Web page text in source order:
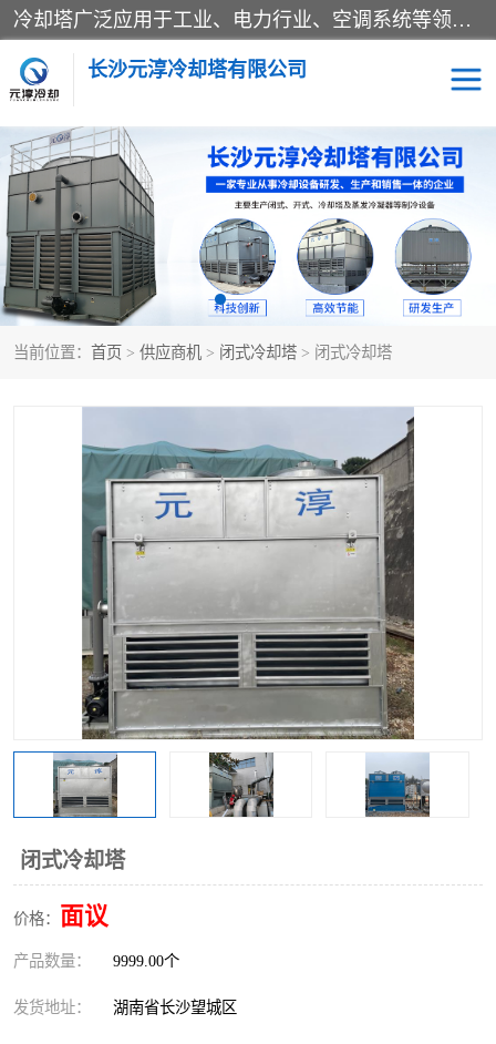
冷却塔广泛应用于工业、电力行业、空调系统等领域。在电力行业中，用于冷却发电机组的循环水；在工业生产中，如化工、冶金等行业，可降低生产过程中产生的热量；在空调系统中，为空调设备提供冷却水源
长沙元淳冷却塔有限公司
当前位置： 首页 > 供应商机 > 闭式冷却塔 > 闭式冷却塔
闭式冷却塔
价格： 面议
产品数量： 9999.00个
发货地址： 湖南省长沙望城区
方形开式冷却塔 圆形冷却塔
闭式冷却塔 水箱
电控箱 水泵
板式换热器